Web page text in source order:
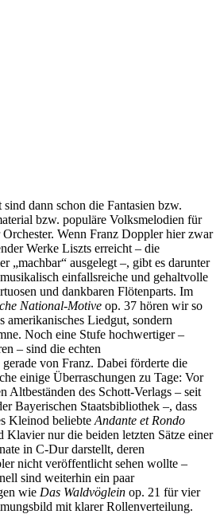
dann schon die Fantasien bzw.
bzw. populäre Volksmelodien für
Wenn Franz Doppler hier zwar
Werke Liszts erreicht – die
„machbar“ ausgelegt –, gibt es darunter
einfallsreiche und gehaltvolle
und dankbaren Flötenparts. Im
National-Motive op. 37 hören wir so
amerikanisches Liedgut, sondern
Noch eine Stufe hochwertiger –
– sind die echten
von Franz. Dabei förderte die
einige Überraschungen zu Tage: Vor
Altbeständen des Schott-Verlags – seit
Bayerischen Staatsbibliothek –, dass
Kleinod beliebte Andante et Rondo
nur die beiden letzten Sätze einer
in C-Dur darstellt, deren
nicht veröffentlicht sehen wollte –
sind weiterhin ein paar
wie Das Waldvöglein op. 21 für vier
mit klarer Rollenverteilung.